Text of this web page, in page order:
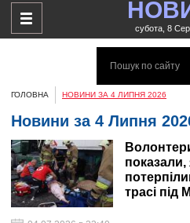
субота, 8
ГОЛОВНА НОВИНИ ЗА 4 ЛИПНЯ 2026
Новини за 4 Липня
трасі під